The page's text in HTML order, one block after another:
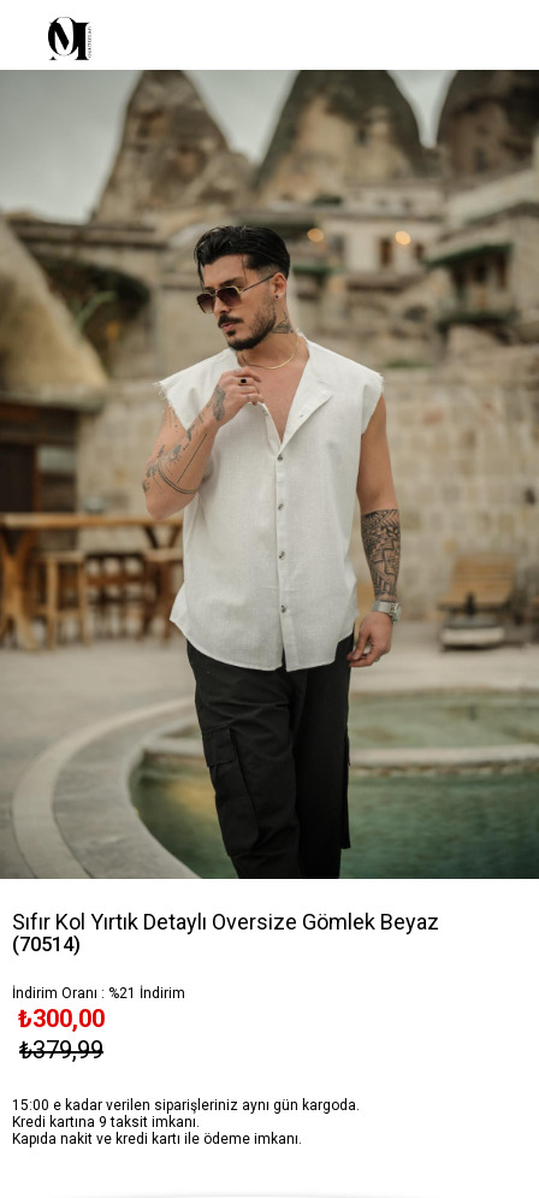
Sıfır Kol Yırtık Detaylı Oversize Gömlek Beyaz
(70514)
İndirim Oranı : %21 İndirim
₺379,99
₺300,00
15:00 e kadar verilen siparişleriniz aynı gün kargoda.
Kredi kartına 9 taksit imkanı.
Kapıda nakit ve kredi kartı ile ödeme imkanı.